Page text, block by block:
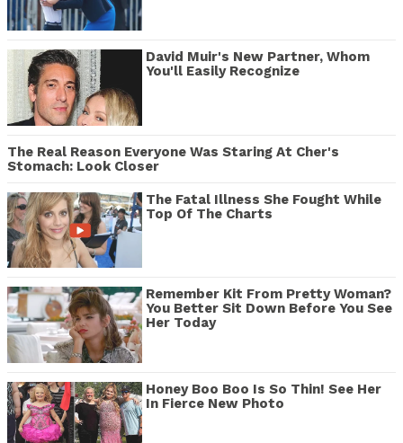
David Muir's New Partner, Whom
You'll Easily Recognize
The Real Reason Everyone Was Staring At Cher's
Stomach: Look Closer
The Fatal Illness She Fought While
Top Of The Charts
Remember Kit From Pretty Woman?
You Better Sit Down Before You See
Her Today
Honey Boo Boo Is So Thin! See Her
In Fierce New Photo